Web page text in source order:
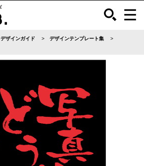
デザインガイド
デザインテンプレート集